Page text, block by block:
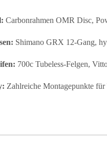
Carbonrahmen OMR Disc,
Shimano GRX 12-Gang,
700c Tubeless-Felgen,
Zahlreiche Montagepunkte